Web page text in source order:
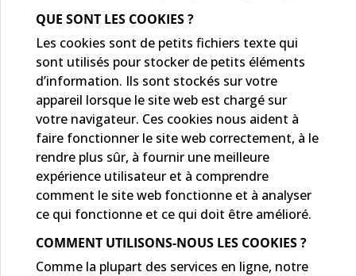
QUE SONT LES COOKIES ?
Les cookies sont de petits fichiers texte qui
sont utilisés pour stocker de petits éléments
d’information. Ils sont stockés sur votre
appareil lorsque le site web est chargé sur
votre navigateur. Ces cookies nous aident à
faire fonctionner le site web correctement, à le
rendre plus sûr, à fournir une meilleure
expérience utilisateur et à comprendre
comment le site web fonctionne et à analyser
ce qui fonctionne et ce qui doit être amélioré.
COMMENT UTILISONS-NOUS LES COOKIES ?
Comme la plupart des services en ligne, notre